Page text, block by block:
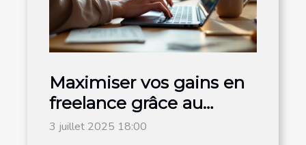
Maximiser vos gains en
freelance grâce au
portage salarial
3 juillet 2025 18:00